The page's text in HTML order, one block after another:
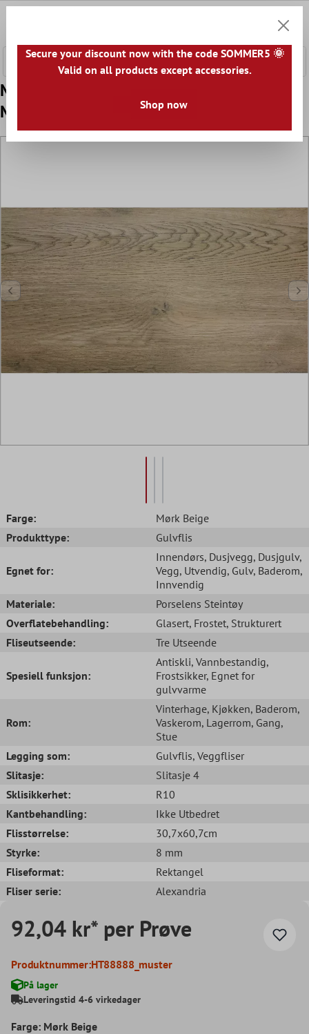
Mønster Gulvflis Tre Utseende Alexandria
Mørk Beige 30x60cm
Farge:
Mørk Beige
Produkttype:
Gulvflis
Egnet for:
Innendørs, Dusjvegg, Dusjgulv,
Vegg, Utvendig, Gulv, Baderom,
Innvendig
Materiale:
Porselens Steintøy
Overflatebehandling:
Glasert, Frostet, Strukturert
Fliseutseende:
Tre Utseende
Spesiell funksjon:
Antiskli, Vannbestandig,
Frostsikker, Egnet for
gulvvarme
Rom:
Vinterhage, Kjøkken, Baderom,
Vaskerom, Lagerrom, Gang,
Stue
Legging som:
Gulvflis, Veggfliser
Slitasje:
Slitasje 4
Sklisikkerhet:
R10
Kantbehandling:
Ikke Utbedret
Flisstørrelse:
30,7x60,7cm
Styrke:
8 mm
Fliseformat:
Rektangel
Fliser serie:
Alexandria
92,04 kr* per Prøve
Produktnummer:HT88888_muster
På lager
Leveringstid 4-6 virkedager
Farge: Mørk Beige
Secure your discount now with the code SOMMER5 🌞
Valid on all products except accessories.
Shop now